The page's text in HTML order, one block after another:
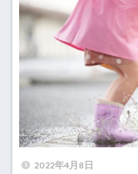
2022年4月8日